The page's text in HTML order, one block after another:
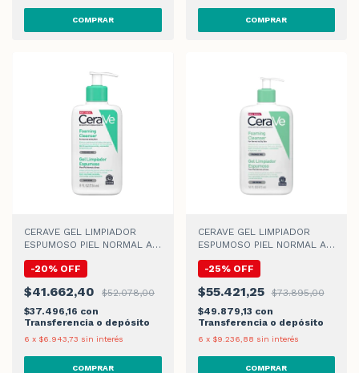
CERAVE GEL LIMPIADOR
ESPUMOSO PIEL NORMAL A
-20% OFF
$41.662,40
$52.078,00
$37.496,16 con
Transferencia o depósito
6 x $6.943,73 sin interés
CERAVE GEL LIMPIADOR
ESPUMOSO PIEL NORMAL A
-25% OFF
$55.421,25
$73.895,00
$49.879,13 con
Transferencia o depósito
6 x $9.236,88 sin interés